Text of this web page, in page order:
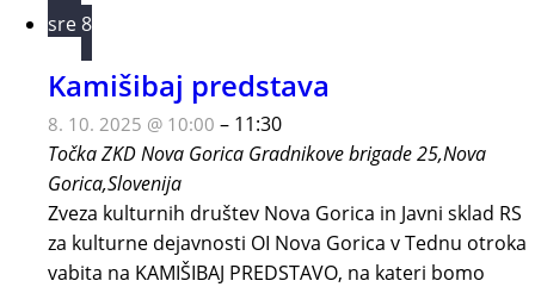
sre8
Kamišibaj predstava
8. 10. 2025 @ 10:00 – 11:30
Točka ZKD Nova Gorica Gradnikove brigade 25,Nova
Gorica,Slovenija
Zveza kulturnih društev Nova Gorica in Javni sklad RS
za kulturne dejavnosti OI Nova Gorica v Tednu otroka
vabita na KAMIŠIBAJ PREDSTAVO, na kateri bomo